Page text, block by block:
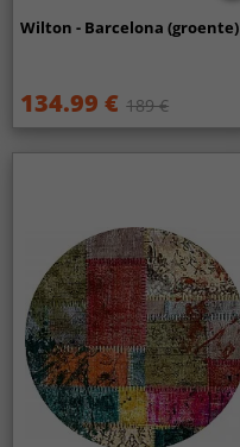
Wilton - Barcelona (groente)
134.99 € 189 €